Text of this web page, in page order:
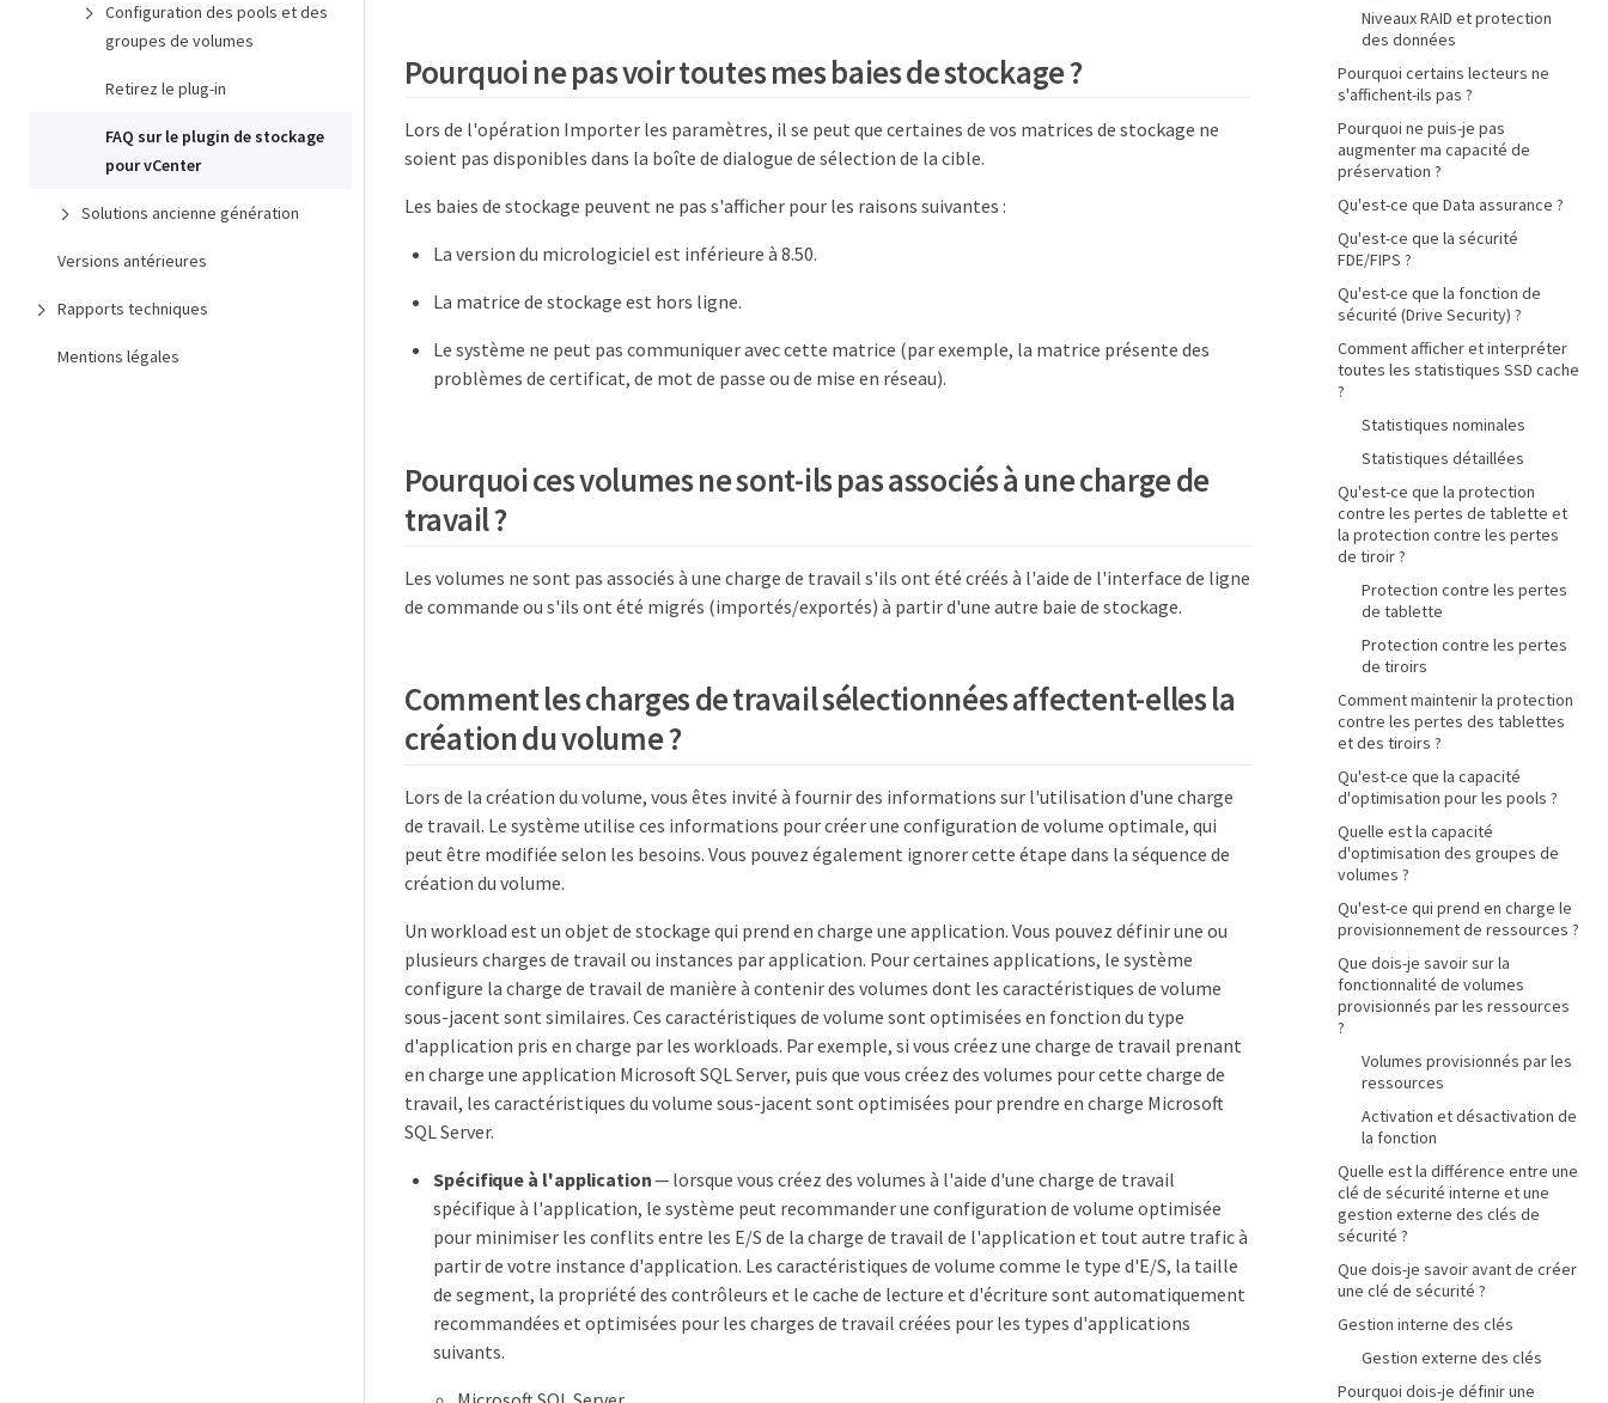
Configuration des pools et des
groupes de volumes
Retirez le plug-in
FAQ sur le plugin de stockage
pour vCenter
Solutions ancienne génération
Versions antérieures
Rapports techniques
Mentions légales
Pourquoi ne pas voir toutes mes baies de stockage ?
Lors de l'opération Importer les paramètres, il se peut que certaines de vos matrices de stockage ne
soient pas disponibles dans la boîte de dialogue de sélection de la cible.
Les baies de stockage peuvent ne pas s'afficher pour les raisons suivantes :
La version du micrologiciel est inférieure à 8.50.
La matrice de stockage est hors ligne.
Le système ne peut pas communiquer avec cette matrice (par exemple, la matrice présente des
problèmes de certificat, de mot de passe ou de mise en réseau).
Pourquoi ces volumes ne sont-ils pas associés à une charge de
travail ?
Les volumes ne sont pas associés à une charge de travail s'ils ont été créés à l'aide de l'interface de ligne
de commande ou s'ils ont été migrés (importés/exportés) à partir d'une autre baie de stockage.
Comment les charges de travail sélectionnées affectent-elles la
création du volume ?
Lors de la création du volume, vous êtes invité à fournir des informations sur l'utilisation d'une charge
de travail. Le système utilise ces informations pour créer une configuration de volume optimale, qui
peut être modifiée selon les besoins. Vous pouvez également ignorer cette étape dans la séquence de
création du volume.
Un workload est un objet de stockage qui prend en charge une application. Vous pouvez définir une ou
plusieurs charges de travail ou instances par application. Pour certaines applications, le système
configure la charge de travail de manière à contenir des volumes dont les caractéristiques de volume
sous-jacent sont similaires. Ces caractéristiques de volume sont optimisées en fonction du type
d'application pris en charge par les workloads. Par exemple, si vous créez une charge de travail prenant
en charge une application Microsoft SQL Server, puis que vous créez des volumes pour cette charge de
travail, les caractéristiques du volume sous-jacent sont optimisées pour prendre en charge Microsoft
SQL Server.
Spécifique à l'application— lorsque vous créez des volumes à l'aide d'une charge de travail
spécifique à l'application, le système peut recommander une configuration de volume optimisée
pour minimiser les conflits entre les E/S de la charge de travail de l'application et tout autre trafic à
partir de votre instance d'application. Les caractéristiques de volume comme le type d'E/S, la taille
de segment, la propriété des contrôleurs et le cache de lecture et d'écriture sont automatiquement
recommandées et optimisées pour les charges de travail créées pour les types d'applications
suivants.
Niveaux RAID et protection
des données
Pourquoi certains lecteurs ne
s'affichent-ils pas ?
Pourquoi ne puis-je pas
augmenter ma capacité de
préservation ?
Qu'est-ce que Data assurance ?
Qu'est-ce que la sécurité
FDE/FIPS ?
Qu'est-ce que la fonction de
sécurité (Drive Security) ?
Comment afficher et interpréter
toutes les statistiques SSD cache
?
Statistiques nominales
Statistiques détaillées
Qu'est-ce que la protection
contre les pertes de tablette et
la protection contre les pertes
de tiroir ?
Protection contre les pertes
de tablette
Protection contre les pertes
de tiroirs
Comment maintenir la protection
contre les pertes des tablettes
et des tiroirs ?
Qu'est-ce que la capacité
d'optimisation pour les pools ?
Quelle est la capacité
d'optimisation des groupes de
volumes ?
Qu'est-ce qui prend en charge le
provisionnement de ressources ?
Que dois-je savoir sur la
fonctionnalité de volumes
provisionnés par les ressources
?
Volumes provisionnés par les
ressources
Activation et désactivation de
la fonction
Quelle est la différence entre une
clé de sécurité interne et une
gestion externe des clés de
sécurité ?
Que dois-je savoir avant de créer
une clé de sécurité ?
Gestion interne des clés
Gestion externe des clés
Pourquoi dois-je définir une